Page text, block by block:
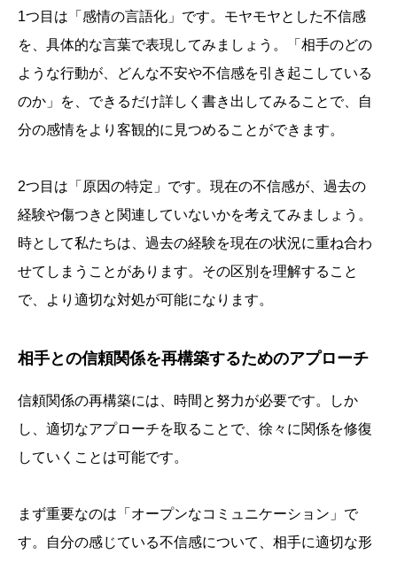
1つ目は「感情の言語化」です。モヤモヤとした不信感
を、具体的な言葉で表現してみましょう。「相手のどの
ような行動が、どんな不安や不信感を引き起こしている
のか」を、できるだけ詳しく書き出してみることで、自
分の感情をより客観的に見つめることができます。
2つ目は「原因の特定」です。現在の不信感が、過去の
経験や傷つきと関連していないかを考えてみましょう。
時として私たちは、過去の経験を現在の状況に重ね合わ
せてしまうことがあります。その区別を理解すること
で、より適切な対処が可能になります。
相手との信頼関係を再構築するためのアプローチ
信頼関係の再構築には、時間と努力が必要です。しか
し、適切なアプローチを取ることで、徐々に関係を修復
していくことは可能です。
まず重要なのは「オープンなコミュニケーション」で
す。自分の感じている不信感について、相手に適切な形